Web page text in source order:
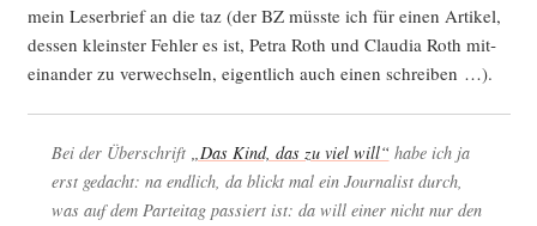
mein Leser­brief an die taz (der BZ müss­te ich für einen Arti­kel,
des­sen kleins­ter Feh­ler es ist, Petra Roth und Clau­dia Roth mit­
ein­an­der zu ver­wech­seln, eigent­lich auch einen schreiben …).
Bei der Über­schrift „Das Kind, das zu viel will“ habe ich ja
erst gedacht: na end­lich, da blickt mal ein Jour­na­list durch,
was auf dem Par­tei­tag pas­siert ist: da will einer nicht nur den